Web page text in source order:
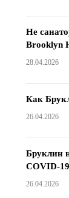
Не
Brooklyn
28.04.2026
Как
26.04.2026
Бруклин
COVID-
26.04.2026